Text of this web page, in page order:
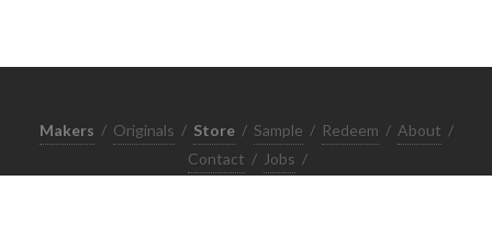
Makers / Originals / Store / Sample / Redeem / About /
Contact / Jobs /